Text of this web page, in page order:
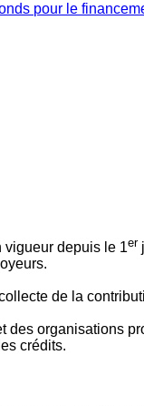
pour le
vigueur depuis le 1er
de la
organisations
crédits.